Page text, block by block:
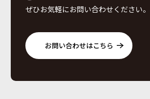
ぜひお気軽にお問い合わせください。
お問い合わせはこちら